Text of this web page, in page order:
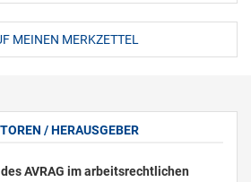
MEINEN MERKZETTEL
/ HERAUSGEBER
AVRAG im arbeitsrechtlichen